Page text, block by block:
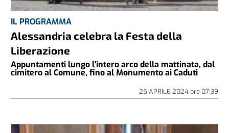
IL PROGRAMMA
Alessandria celebra la Festa della
Liberazione
Appuntamenti lungo l'intero arco della mattinata, dal
cimitero al Comune, fino al Monumento ai Caduti
25 APRILE 2024ore 07:39